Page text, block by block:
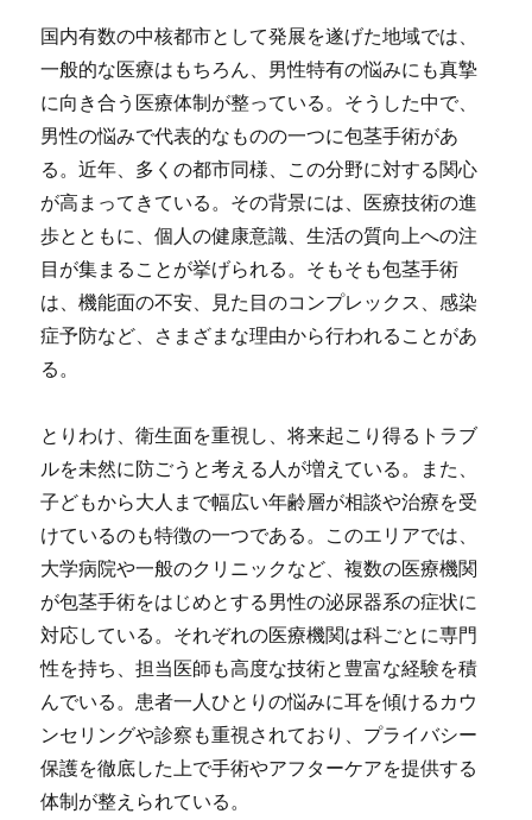
国内有数の中核都市として発展を遂げた地域では、
一般的な医療はもちろん、男性特有の悩みにも真摯
に向き合う医療体制が整っている。 そうした中で、
男性の悩みで代表的なものの一つに包茎手術があ
る。近年、多くの都市同様、この分野に対する関心
が高まってきている。その背景には、医療技術の進
歩とともに、個人の健康意識、生活の質向上への注
目が集まることが挙げられる。そもそも包茎手術
は、機能面の不安、見た目のコンプレックス、感染
症予防など、さまざまな理由から行われることがあ
る。
とりわけ、衛生面を重視し、将来起こり得るトラブ
ルを未然に防ごうと考える人が増えている。また、
子どもから大人まで幅広い年齢層が相談や治療を受
けているのも特徴の一つである。このエリアでは、
大学病院や一般のクリニックなど、複数の医療機関
が包茎手術をはじめとする男性の泌尿器系の症状に
対応している。それぞれの医療機関は科ごとに専門
性を持ち、担当医師も高度な技術と豊富な経験を積
んでいる。患者一人ひとりの悩みに耳を傾けるカウ
ンセリングや診察も重視されており、プライバシー
保護を徹底した上で手術やアフターケアを提供する
体制が整えられている。